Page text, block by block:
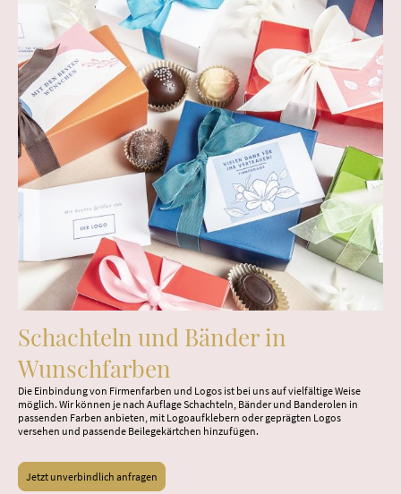
Schachteln und Bänder in
Wunschfarben
Die Einbindung von Firmenfarben und Logos ist bei uns auf vielfältige Weise
möglich. Wir können je nach Auflage Schachteln, Bänder und Banderolen in
passenden Farben anbieten, mit Logoaufklebern oder geprägten Logos
versehen und passende Beilegekärtchen hinzufügen.
Jetzt unverbindlich anfragen